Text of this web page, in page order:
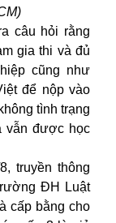
câu hỏi rằng
gia thi và đủ
cũng như
để nộp vào
tình trạng
vẫn được học
truyền thông
ĐH Luật
cấp bằng cho